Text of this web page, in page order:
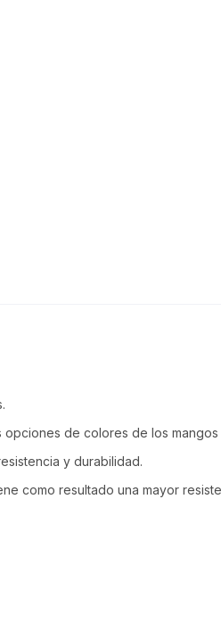
de colores de los
y durabilidad.
como resultado una mayor